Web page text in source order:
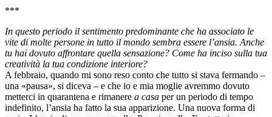
***
In questo periodo il sentimento predominante che ha associato le
vite di molte persone in tutto il mondo sembra essere l’ansia. Anche
tu hai dovuto affrontare quella sensazione? Come ha inciso sulla tua
creatività la tua condizione interiore?
A febbraio, quando mi sono reso conto che tutto si stava fermando –
una «pausa», si diceva – e che io e mia moglie avremmo dovuto
metterci in quarantena e rimanere a casa per un periodo di tempo
indefinito, l’ansia ha fatto la sua apparizione. Una nuova forma di